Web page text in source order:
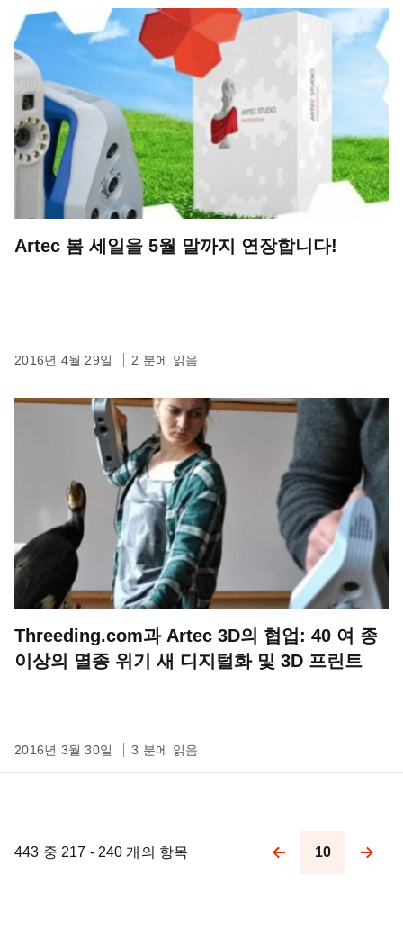
Artec 봄 세일을 5월 말까지 연장합니다!
2016년 4월 29일 2 분에 읽음
Threeding.com과 Artec 3D의 협업: 40 여 종
이상의 멸종 위기 새 디지털화 및 3D 프린트
2016년 3월 30일 3 분에 읽음
443 중 217 - 240 개의 항목
Pagination
10